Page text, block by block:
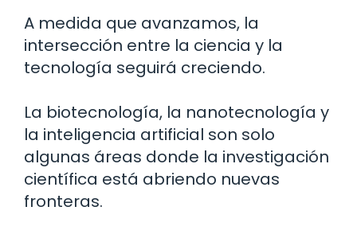
A medida que avanzamos, la
intersección entre la ciencia y la
tecnología seguirá creciendo.
La biotecnología, la nanotecnología y
la inteligencia artificial son solo
algunas áreas donde la investigación
científica está abriendo nuevas
fronteras.